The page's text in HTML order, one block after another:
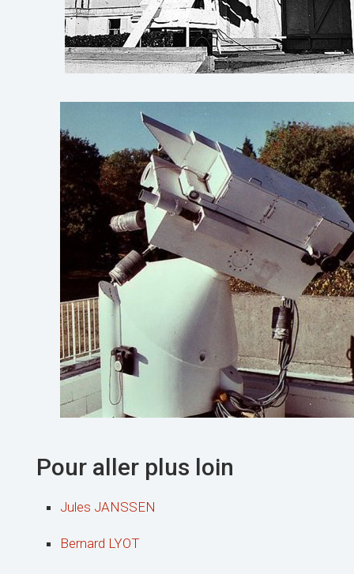
Pour aller plus loin
Jules JANSSEN
Bernard LYOT